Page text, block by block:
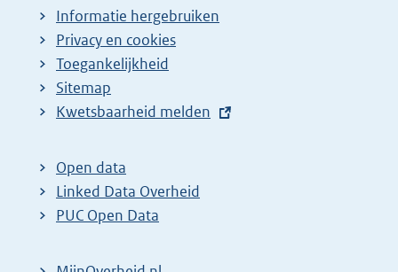
Informatie hergebruiken
Privacy en cookies
Toegankelijkheid
Sitemap
E
t
e
r
Kwetsbaarheid melden
Open data
Linked Data Overheid
PUC Open Data